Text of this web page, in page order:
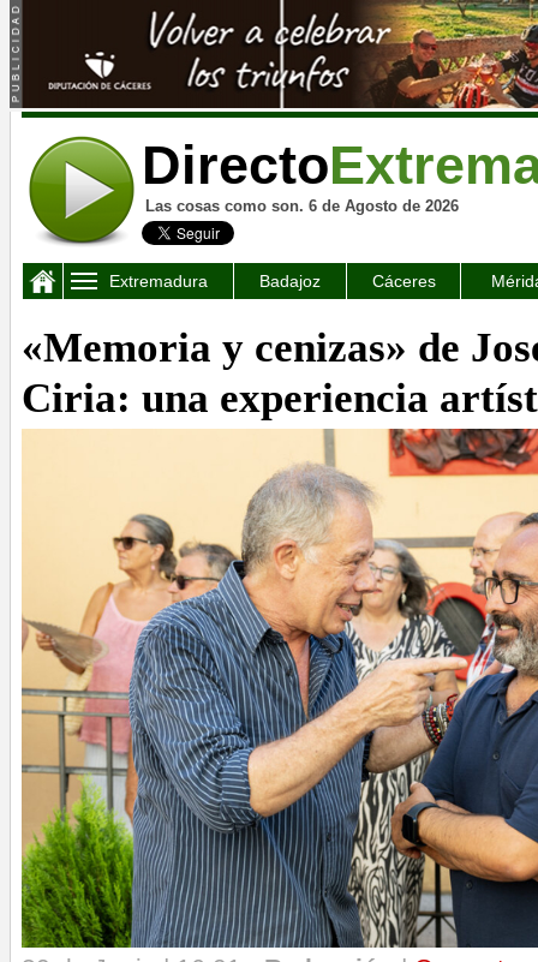
Directo
Las cosas como son. 6 de Agosto de 2026
Extremadura Badajoz Cáceres
«Memoria y cenizas» de
Ciria: una experiencia